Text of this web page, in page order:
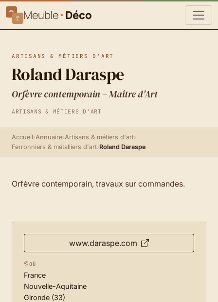
Meuble Déco
ARTISANS & MÉTIERS D'ART
Roland Daraspe
Orfèvre contemporain – Maître d'Art
ARTISANS & MÉTIERS D'ART
Accueil›Annuaire›Artisans & métiers d'art›
Ferronniers & métalliers d'art›Roland Daraspe
Orfèvre contemporain, travaux sur commandes.
www.daraspe.com
OÙ
France
Nouvelle-Aquitaine
Gironde (33)